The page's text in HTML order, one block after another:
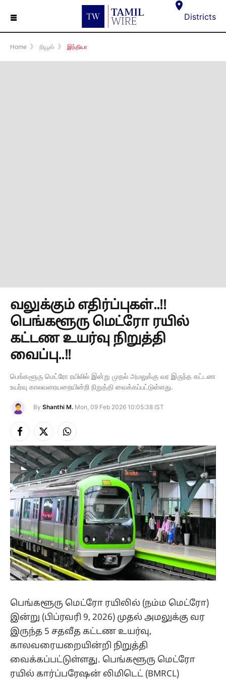
☰ Districts
Home 》 நியூஸ் 》 இந்தியா
வலுக்கும் எதிர்ப்புகள்..!!
பெங்களூரு மெட்ரோ ரயில்
கட்டண உயர்வு நிறுத்தி
வைப்பு..!!
பெங்களூரு மெட்ரோ ரயிலில் இன்று முதல் அமலுக்கு வர இருந்த கட்டண
உயர்வு காலவரையறையின்றி நிறுத்தி வைக்கப்பட்டுள்ளது.
By Shanthi M. Mon, 09 Feb 2026 10:05:38 IST
Facebook
X
(Twitter)
Instagram
பெங்களூரு மெட்ரோ ரயிலில் (நம்ம மெட்ரோ)
இன்று (பிப்ரவரி 9, 2026) முதல் அமலுக்கு வர
இருந்த 5 சதவீத கட்டண உயர்வு,
காலவரையறையின்றி நிறுத்தி
வைக்கப்பட்டுள்ளது. பெங்களூரு மெட்ரோ
ரயில் கார்ப்பரேஷன் லிமிடெட் (BMRCL)